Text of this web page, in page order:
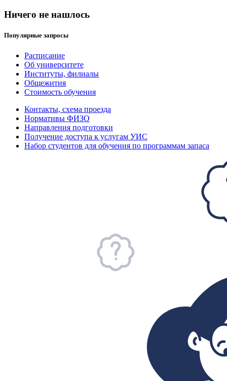
Ничего не нашлось
Популярные запросы
Расписание
Об университете
Институты, филиалы
Общежития
Стоимость обучения
Контакты, схема проезда
Нормативы ФИЗО
Направления подготовки
Получение доступа к услугам УИС
Набор студентов для обучения по программам запаса